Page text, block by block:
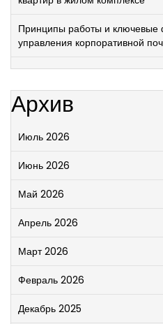
Принципы работы и ключевые
управления корпоративной
Архив
Июль 2026
Июнь 2026
Май 2026
Апрель 2026
Март 2026
Февраль 2026
Декабрь 2025